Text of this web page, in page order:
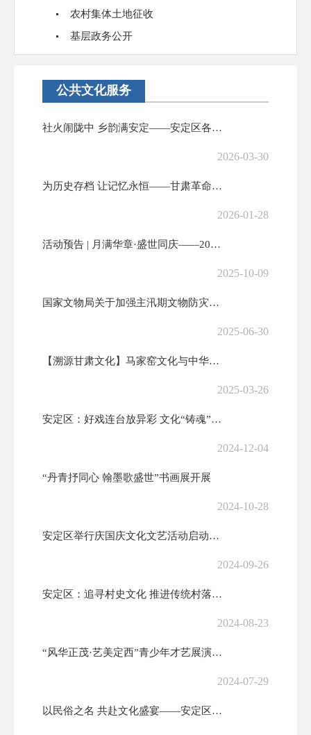
农村集体土地征收
基层政务公开
公共文化服务
社火闹陇中 乡韵满安定——安定区各乡镇社火展演燃动新春
2026-03-30
为历史存档 让记忆永恒——甘肃革命军事馆面向社会和驻军单位广泛征集文...
2026-01-28
活动预告 | 月满华章·盛世同庆——2025年安定区国庆中秋系列文化...
2025-10-09
国家文物局关于加强主汛期文物防灾减灾救灾工作的通知
2025-06-30
【溯源甘肃文化】马家窑文化与中华文明起源
2025-03-26
安定区：好戏连台放异彩 文化“铸魂”惠民生
2024-12-04
“丹青抒同心 翰墨歌盛世”书画展开展
2024-10-28
安定区举行庆国庆文化文艺活动启动仪式暨主题书画长卷创作活动
2024-09-26
安定区：追寻村史文化 推进传统村落保护发展
2024-08-23
“风华正茂·艺美定西”青少年才艺展演火热上演
2024-07-29
以民俗之名 共赴文化盛宴——安定区七台山第十三届民俗文化艺术节举行